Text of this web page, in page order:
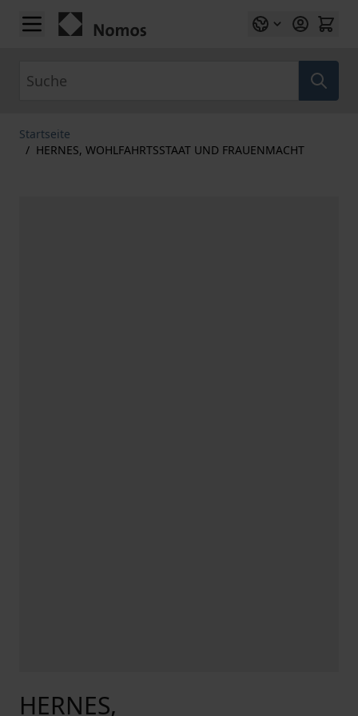
Zum Inhalt springen
Startseite
/ HERNES, WOHLFAHRTSSTAAT UND FRAUENMACHT
HERNES,